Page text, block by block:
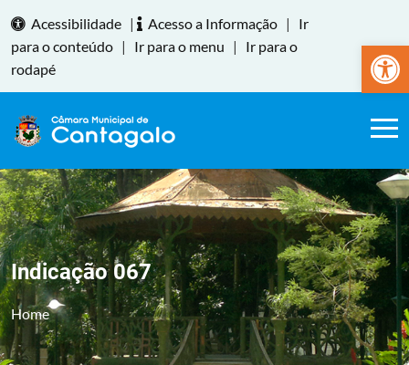
Abrir
Acessibilidade | Acesso a Informação |
Ir
para o conteúdo | Ir para o menu |
Ir para o
rodapé
Indicação 067
Home